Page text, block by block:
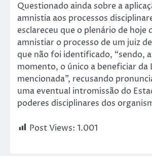
Questionado ainda sobre a
amnistia aos processos
esclareceu que o plenário de hoje
amnistiar o processo de um juiz
que não foi identificado, “sendo,
momento, o único a beneficiar da
mencionada”, recusando
uma eventual intromissão do
poderes disciplinares dos
Post Views: 1.001